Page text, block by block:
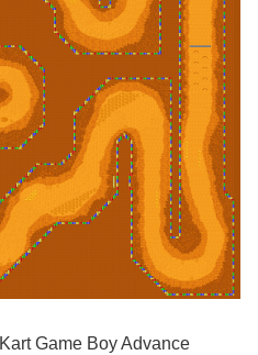
Game Boy Advance